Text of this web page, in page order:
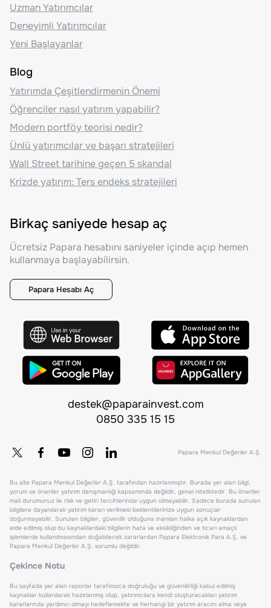
Uzman Yatırımcılar
Deneyimli Yatırımcılar
Yeni Başlayanlar
Blog
Yatırımda Çeşitlendirmenin Önemi
Öğrenciler nasıl yatırım yapabilir?
Modern portföy teorisi nedir?
Ünlü yatırımcılar ve başarı stratejileri
Wall Street tarihine geçen 5 skandal
Krizde yatırım: Ters endeks stratejileri
Birkaç saniyede hesap aç
Ücretsiz Papara hesabını saniyeler içinde açıp hemen
kullanmaya başlayabilirsin.
Papara Hesabı Aç
destek@paparainvest.com
0850 335 15 15
Papara Menkul Değerler A.Ş.
Bu site Papara Menkul Değerler A.Ş. tarafından hazırlanmıştır. Burada yer alan bilgi,
yorum ve öneriler yatırım danışmanlığı kapsamında değildir, genel niteliktedir. Bu öneriler
mali durumunuz ile risk ve getiri tercihlerinize uygun olmayabilir. Sadece burada sunulan
bilgilere dayanılarak yatırım kararı verilmesi beklentilerinize uygun sonuçlar
doğurmayabilir. Sunulan bilgiler, güvenilir olduğuna inanılan halka açık kaynaklardan
elde edilmiş olup bu kaynaklardaki bilgilerin hata ve eksikliğinden ve ticari amaçlı
işlemlerde kullanılmasından doğabilecek zararlardan Papara Elektronik Para A.Ş. ve
Papara Menkul Değerler A.Ş. sorumlu değildir.
Çekince Notu
Bu sayfada yer alan raporlar tarafımızca doğruluğu ve güvenilirliği kabul edilmiş
kaynaklar kullanılarak hazırlanmış olup, yatırımcılara kendi oluşturacakları yatırım
kararlarında yardımcı olmayı hedeflemekte ve herhangi bir yatırım aracını alma veya